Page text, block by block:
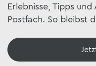
Erlebnisse, Tipps
Postfach. So bleibst